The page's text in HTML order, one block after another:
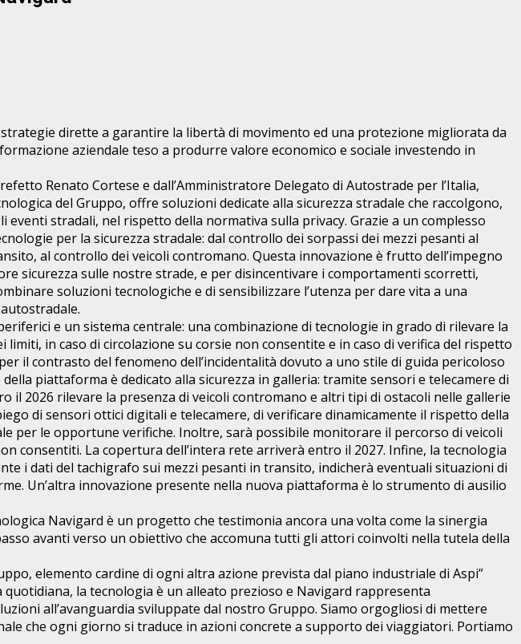
strategie dirette a garantire la libertà di movimento ed una protezione migliorata da
aziendale teso a produrre valore economico e sociale investendo in
Renato Cortese e dall’Amministratore Delegato di Autostrade per l’Italia,
del Gruppo, offre soluzioni dedicate alla sicurezza stradale che raccolgono,
stradali, nel rispetto della normativa sulla privacy. Grazie a un complesso
per la sicurezza stradale: dal controllo dei sorpassi dei mezzi pesanti al
al controllo dei veicoli contromano. Questa innovazione è frutto dell’impegno
sicurezza sulle nostre strade, e per disincentivare i comportamenti scorretti,
soluzioni tecnologiche e di sensibilizzare l’utenza per dare vita a una
e un sistema centrale: una combinazione di tecnologie in grado di rilevare la
in caso di circolazione su corsie non consentite e in caso di verifica del rispetto
il contrasto del fenomeno dell’incidentalità dovuto a uno stile di guida pericoloso
piattaforma è dedicato alla sicurezza in galleria: tramite sensori e telecamere di
2026 rilevare la presenza di veicoli contromano e altri tipi di ostacoli nelle gallerie
di sensori ottici digitali e telecamere, di verificare dinamicamente il rispetto della
per le opportune verifiche. Inoltre, sarà possibile monitorare il percorso di veicoli
La copertura dell’intera rete arriverà entro il 2027. Infine, la tecnologia
i dati del tachigrafo sui mezzi pesanti in transito, indicherà eventuali situazioni di
Un’altra innovazione presente nella nuova piattaforma è lo strumento di ausilio
Navigard è un progetto che testimonia ancora una volta come la sinergia
avanti verso un obiettivo che accomuna tutti gli attori coinvolti nella tutela della
elemento cardine di ogni altra azione prevista dal piano industriale di Aspi”
la tecnologia è un alleato prezioso e Navigard rappresenta
all’avanguardia sviluppate dal nostro Gruppo. Siamo orgogliosi di mettere
che ogni giorno si traduce in azioni concrete a supporto dei viaggiatori. Portiamo